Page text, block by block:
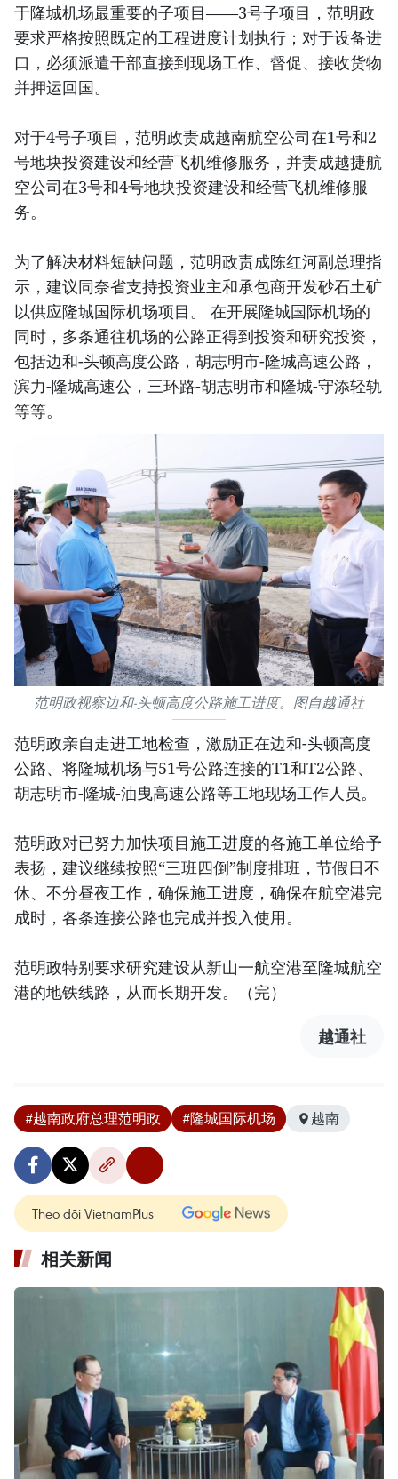
于隆城机场最重要的子项目——3号子项目，范明政
要求严格按照既定的工程进度计划执行；对于设备进
口，必须派遣干部直接到现场工作、督促、接收货物
并押运回国。
对于4号子项目，范明政责成越南航空公司在1号和2
号地块投资建设和经营飞机维修服务，并责成越捷航
空公司在3号和4号地块投资建设和经营飞机维修服
务。
为了解决材料短缺问题，范明政责成陈红河副总理指
示，建议同奈省支持投资业主和承包商开发砂石土矿
以供应隆城国际机场项目。 在开展隆城国际机场的
同时，多条通往机场的公路正得到投资和研究投资，
包括边和-头顿高度公路，胡志明市-隆城高速公路，
滨力-隆城高速公，三环路-胡志明市和隆城-守添轻轨
等等。
范明政视察边和-头顿高度公路施工进度。图自越通社
范明政亲自走进工地检查，激励正在边和-头顿高度
公路、将隆城机场与51号公路连接的T1和T2公路、
胡志明市-隆城-油曳高速公路等工地现场工作人员。
范明政对已努力加快项目施工进度的各施工单位给予
表扬，建议继续按照“三班四倒”制度排班，节假日不
休、不分昼夜工作，确保施工进度，确保在航空港完
成时，各条连接公路也完成并投入使用。
范明政特别要求研究建设从新山一航空港至隆城航空
港的地铁线路，从而长期开发。（完）
越通社
#越南政府总理范明政 #隆城国际机场 越南
Theo dõi VietnamPlus
相关新闻